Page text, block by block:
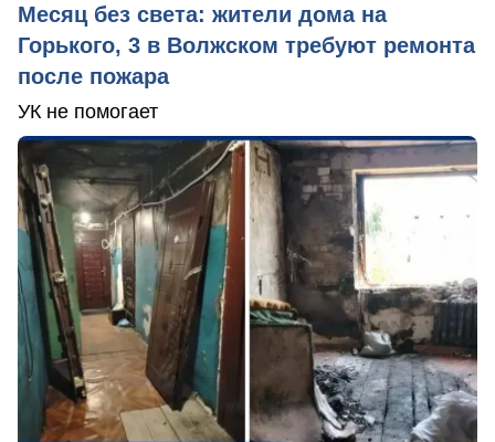
Месяц без света: жители дома на
Горького, 3 в Волжском требуют ремонта
после пожара
УК не помогает